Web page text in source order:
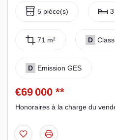
5 pièce(s)
71 m² D
D Emission GES
€69 000 **
Honoraires à la charge du